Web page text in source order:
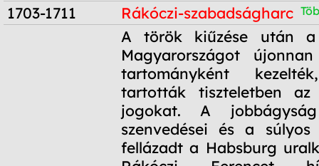
1703-1711
Rákóczi-szabadságharc
A török kiűzése után a
Magyarországot
tartományként
tartották tiszteletben az
jogokat. A
szenvedései és a
fellázadt a Habsburg